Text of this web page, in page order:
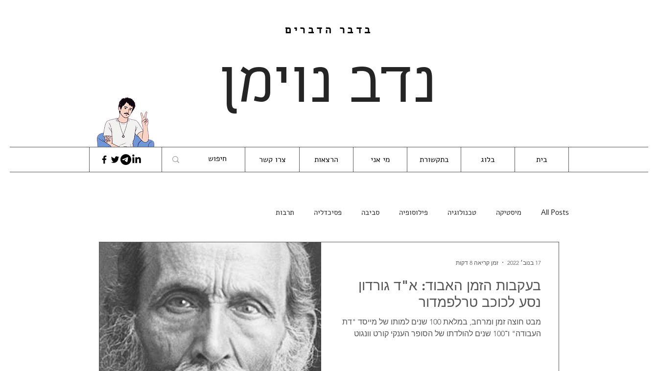
בדבר הדברים
נדב נוימן
בית בלוג בתקשורת מי אני הרצאות צרו קשר
All Posts מיסטיקה טכנולוגיה פילוסופיה סביבה פסיכדליה תרבות
בעקבות הזמן האבוד: א"ד גורדון
נסע לכוכב טרלפמדור
מבט חוצה זמן ומרחב, במלאת 100 שנים למותו של מייסד "דת
העבודה" ו־100 שנים להולדתו של הסופר הענקי קורט וונגוט
17 בנוב׳ 2022 זמן קריאה 8 דקות